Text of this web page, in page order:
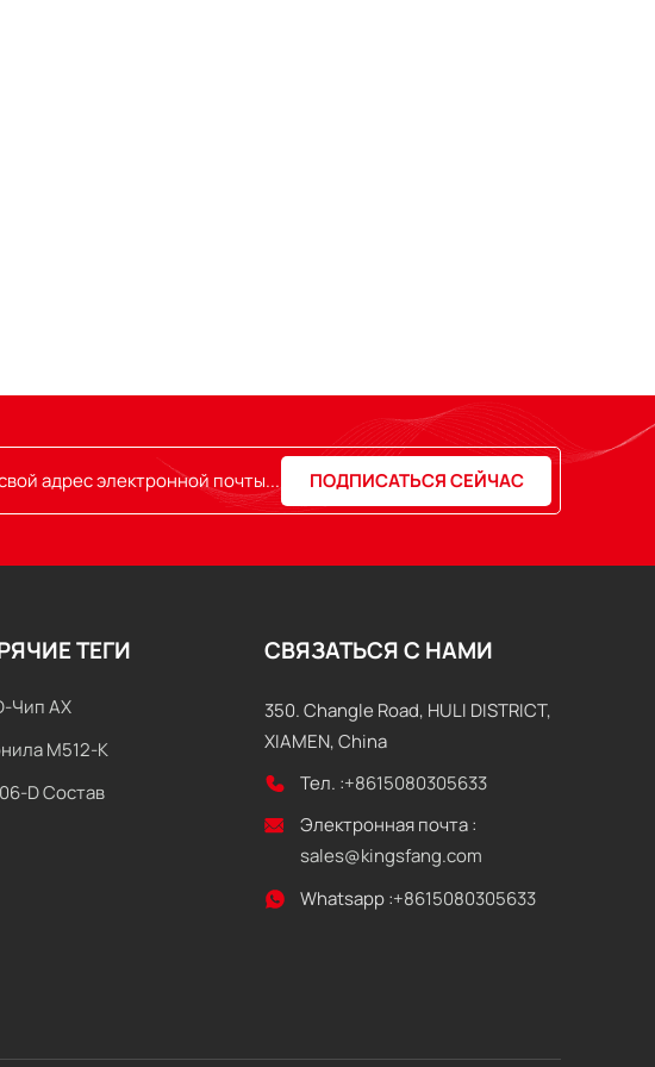
ТЕГИ
Чип AX
M512-K
D Состав
СВЯЗАТЬСЯ С НАМИ
350. Changle Road, HULI DISTRICT,
XIAMEN, China
Тел. :+8615080305633
Электронная почта :
sales@kingsfang.com
Whatsapp :+8615080305633